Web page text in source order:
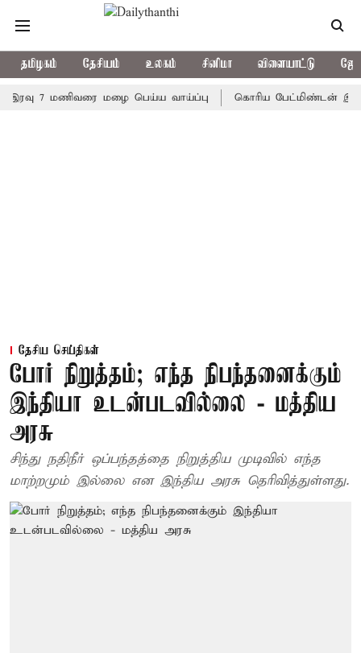
தமிழகம் தேசியம் உலகம் சினிமா விளையாட்டு
7 மணிவரை மழை பெய்ய வாய்ப்பு கொரிய பேட்மிண்டன் இறுதி
தேசிய செய்திகள்
போர் நிறுத்தம்; எந்த நிபந்தனைக்கும்
இந்தியா உடன்படவில்லை - மத்திய
அரசு
சிந்து நதிநீர் ஒப்பந்தத்தை நிறுத்திய முடிவில் எந்த
மாற்றமும் இல்லை என இந்திய அரசு தெரிவித்துள்ளது.